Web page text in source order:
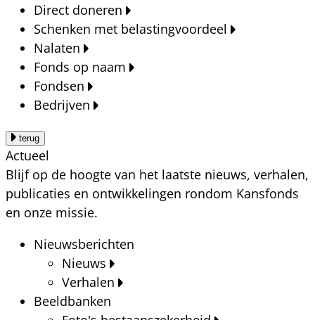
Direct doneren
Schenken met belastingvoordeel
Nalaten
Fonds op naam
Fondsen
Bedrijven
terug
Actueel
Blijf op de hoogte van het laatste nieuws, verhalen,
publicaties en ontwikkelingen rondom Kansfonds
en onze missie.
Nieuwsberichten
Nieuws
Verhalen
Beeldbanken